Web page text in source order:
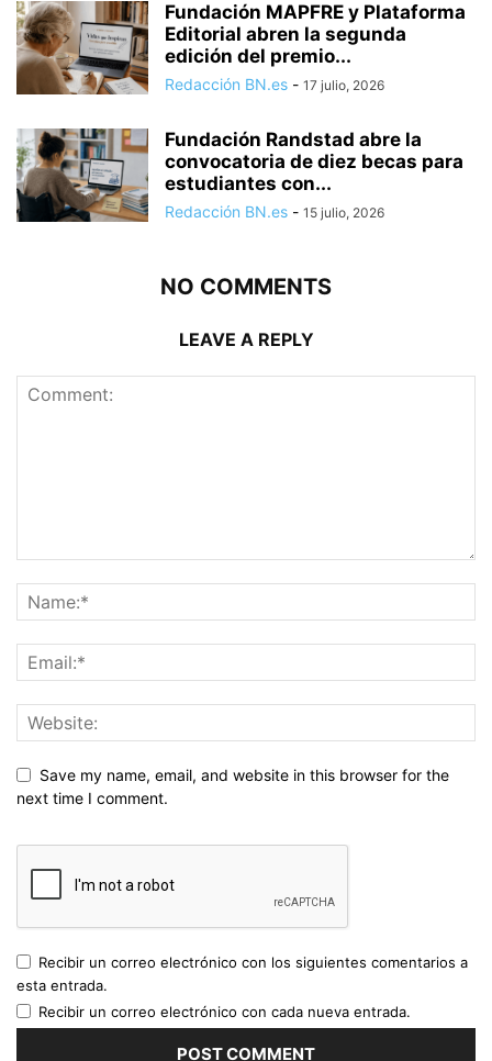
Fundación MAPFRE y Plataforma
Editorial abren la segunda
edición del premio...
Redacción BN.es - 17 julio, 2026
Fundación Randstad abre la
convocatoria de diez becas para
estudiantes con...
Redacción BN.es - 15 julio, 2026
NO COMMENTS
LEAVE A REPLY
Save my name, email, and website in this browser for the
next time I comment.
Recibir un correo electrónico con los siguientes comentarios a
esta entrada.
Recibir un correo electrónico con cada nueva entrada.